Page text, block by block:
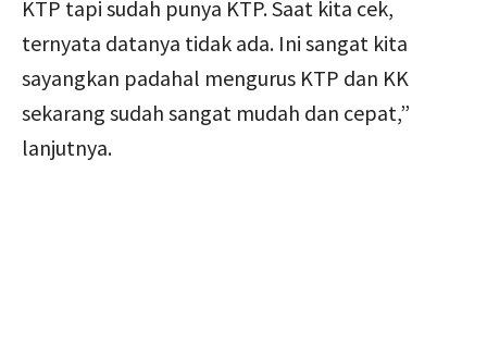
KTP tapi sudah punya KTP. Saat kita cek,
ternyata datanya tidak ada. Ini sangat kita
sayangkan padahal mengurus KTP dan KK
sekarang sudah sangat mudah dan cepat,”
lanjutnya.